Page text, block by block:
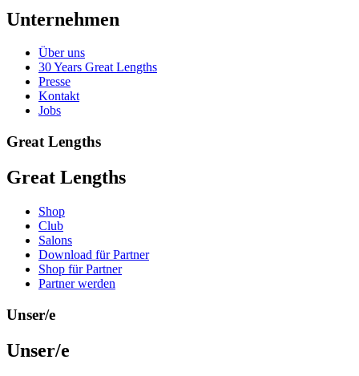
Unternehmen
Über uns
30 Years Great Lengths
Presse
Kontakt
Jobs
Great Lengths
Great Lengths
Shop
Club
Salons
Download für Partner
Shop für Partner
Partner werden
Unser/e
Unser/e